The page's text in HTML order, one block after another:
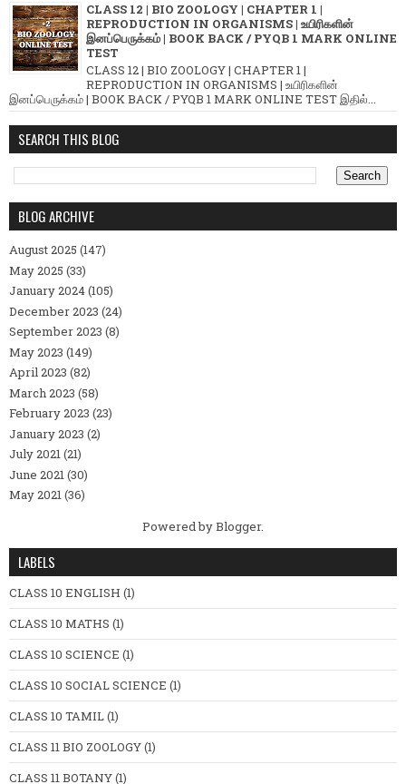
CLASS 12 | BIO ZOOLOGY | CHAPTER 1 |
REPRODUCTION IN ORGANISMS | உயிரிகளின்
இனப்பெருக்கம் | BOOK BACK / PYQB 1 MARK ONLINE
TEST
CLASS 12 | BIO ZOOLOGY | CHAPTER 1 |
REPRODUCTION IN ORGANISMS | உயிரிகளின்
இனப்பெருக்கம் | BOOK BACK / PYQB 1 MARK ONLINE TEST இதில்...
SEARCH THIS BLOG
BLOG ARCHIVE
August 2025 (147)
May 2025 (33)
January 2024(105)
December 2023 (24)
September 2023 (8)
May 2023 (149)
April 2023 (82)
March 2023 (58)
February 2023 (23)
January 2023 (2)
July 2021(21)
June 2021 (30)
May 2021(36)
Powered byBlogger.
LABELS
CLASS 10 ENGLISH (1)
CLASS 10 MATHS (1)
CLASS 10 SCIENCE (1)
CLASS 10 SOCIAL SCIENCE (1)
CLASS 10 TAMIL(1)
CLASS 11 BIO ZOOLOGY(1)
CLASS 11 BOTANY(1)